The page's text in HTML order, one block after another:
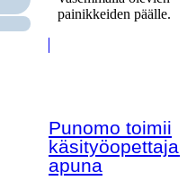
painikkeiden päälle.
Punomo toimii
apuna